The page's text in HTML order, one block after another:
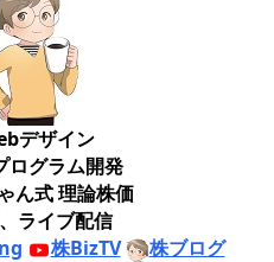
デザイン
ログラム開発
ん式 理論株価
ライブ配信
株BizTV 株ブログ